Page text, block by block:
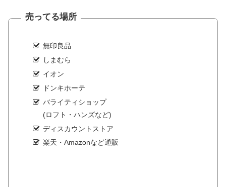
売ってる場所
無印良品
しまむら
イオン
ドンキホーテ
バライティショップ
(ロフト・ハンズなど)
ディスカウントストア
楽天・Amazonなど通販